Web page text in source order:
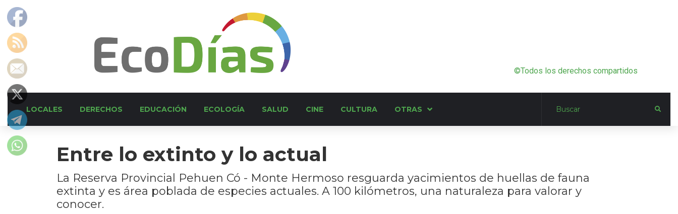
©Todos los derechos compartidos
LOCALES DERECHOS EDUCACIÓN ECOLOGÍA SALUD CINE CULTURA OTRAS
Entre lo extinto y lo actual
La Reserva Provincial Pehuen Có - Monte Hermoso resguarda yacimientos de huellas de fauna
extinta y es área poblada de especies actuales. A 100 kilómetros, una naturaleza para valorar y
conocer.